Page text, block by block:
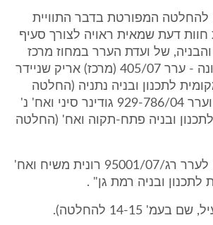
להחלטה המפורטת בדבר התוויית
חוות דעת שמאית ראויה לצורך סעיף
והבניה, של ועדת הערר במחוז מרכז
אשר ניתנה לאחרונה - ערר 405/07 (מרכז) אריק שניידר
לתכנון ובניה נתניה (החלטה
מיום 25.5.2009), וערר 929-786/04 גודינר סיני ואח' נ'
ובניה פתח-תקוה ואח' (החלטה
בעניין זה נפנה גם לערר רג/95001/07 רונית משיח ואח'
לתכנון ובניה רמת גן" .